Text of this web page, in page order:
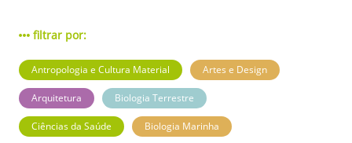
filtrar por:
Antropologia e Cultura Material Artes e Design
Arquitetura Biologia Terrestre
Ciências da Saúde Biologia Marinha